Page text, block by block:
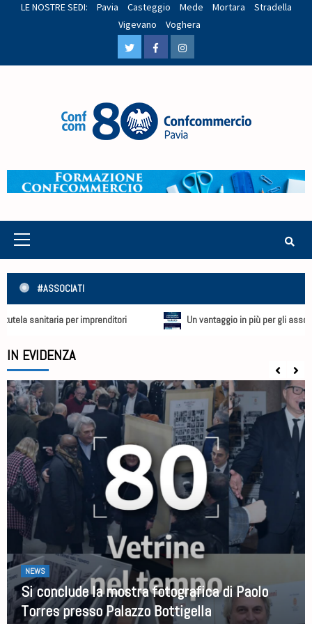
LE NOSTRE SEDI: Pavia Casteggio Mede Mortara
Stradella
Vigevano
Voghera
#ASSOCIATI
sanitaria per imprenditori Un vantaggio in più per gli associati
IN EVIDENZA
NEWS
Si conclude la mostra fotografica di Paolo
Torres presso Palazzo Bottigella